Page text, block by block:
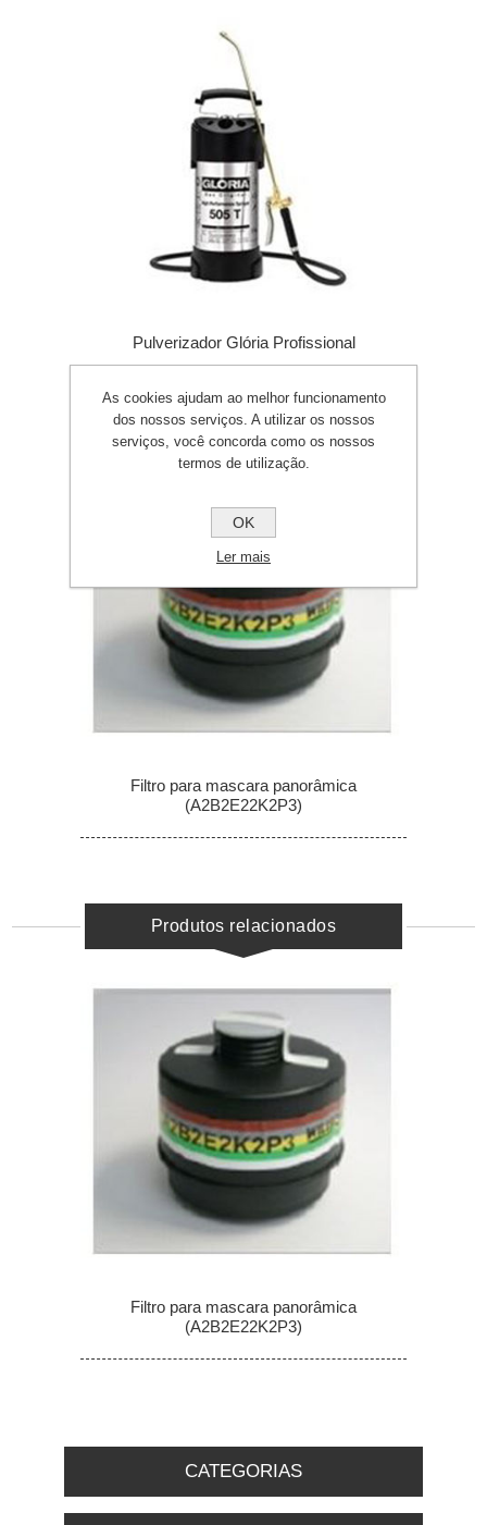
Pulverizador Glória Profissional
Filtro para mascara panorâmica
(A2B2E22K2P3)
Produtos relacionados
Filtro para mascara panorâmica
(A2B2E22K2P3)
CATEGORIAS
As cookies ajudam ao melhor funcionamento
dos nossos serviços. A utilizar os nossos
serviços, você concorda como os nossos
termos de utilização.
OK
Ler mais